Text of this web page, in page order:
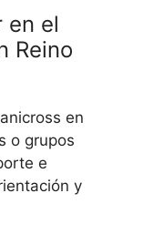
en el
Reino
en
o grupos
e
y